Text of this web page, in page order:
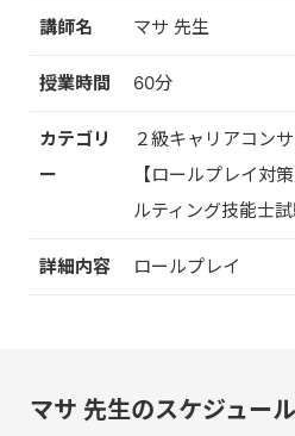
講師名 マサ 先生
授業時間 60分
カテゴリ
ー
２級キャリアコン
【ロールプレイ対
ルティング技能士
詳細内容 ロールプレイ
マサ 先生のスケジュール